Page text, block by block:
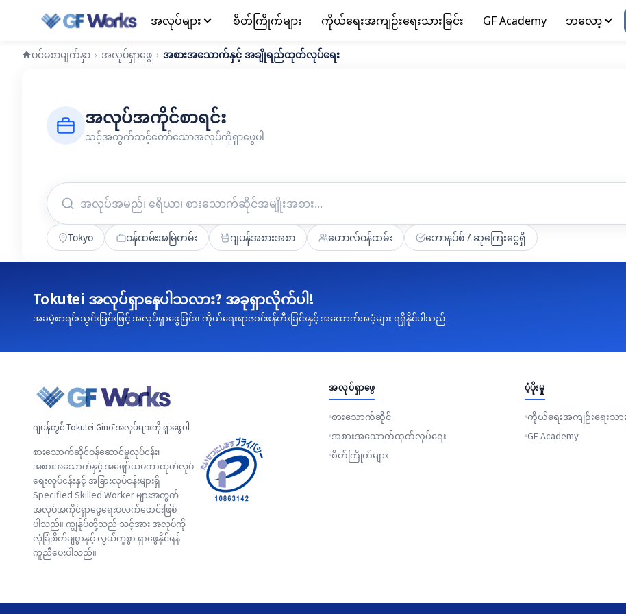
အလုပ်များ စိတ်ကြိုက်များ ကိုယ်ရေးအကျဉ်းရေးသားခြင်း GF Academy ဘလော့
ပင်မစာမျက်နှာ › အလုပ်ရှာဖွေ › အစားအသောက်နှင့် အချိုရည်ထုတ်လုပ်ရေး
အလုပ်အကိုင်စာရင်း
သင့်အတွက်သင့်တော်သောအလုပ်ကိုရှာဖွေပါ
Tokyo ဝန်ထမ်းအမြဲတမ်း ဂျပန်အစားအစာ ဟောလ်ဝန်ထမ်း ဘောနပ်စ် / ဆုကြေးငွေရှိ
Tokutei အလုပ်ရှာနေပါသလား? အခုရှာလိုက်ပါ!
အခမဲ့စာရင်းသွင်းခြင်းဖြင့် အလုပ်ရှာဖွေခြင်း၊ ကိုယ်ရေးရာဇဝင်ဖန်တီးခြင်းနှင့် အထောက်အပံ့များ ရရှိနိုင်ပါသည်
ဂျပန်တွင် Tokutei Ginō အလုပ်များကို ရှာဖွေပါ
စားသောက်ဆိုင်ဝန်ဆောင်မှုလုပ်ငန်း၊
အစားအသောက်နှင့် အဖျော်ယမကာထုတ်လုပ်
ရေးလုပ်ငန်းနှင့် အခြားလုပ်ငန်းများရှိ
Specified Skilled Worker များအတွက်
အလုပ်အကိုင်ရှာဖွေရေးပလက်ဖောင်းဖြစ်
ပါသည်။ ကျွန်ုပ်တို့သည် သင့်အား အလုပ်ကို
လုံခြုံစိတ်ချစွာနှင့် လွယ်ကူစွာ ရှာဖွေနိုင်ရန်
ကူညီပေးပါသည်။
အလုပ်ရှာဖွေ
စားသောက်ဆိုင်
အစားအသောက်ထုတ်လုပ်ရေး
စိတ်ကြိုက်များ
ပံ့ပိုးမှု
ကိုယ်ရေးအကျဉ်းရေးသား
GF Academy